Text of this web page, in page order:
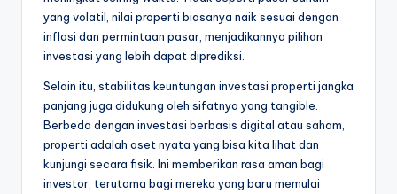
yang volatil, nilai properti biasanya naik sesuai dengan
inflasi dan permintaan pasar, menjadikannya pilihan
investasi yang lebih dapat diprediksi.
Selain itu, stabilitas keuntungan investasi properti jangka
panjang juga didukung oleh sifatnya yang tangible.
Berbeda dengan investasi berbasis digital atau saham,
properti adalah aset nyata yang bisa kita lihat dan
kunjungi secara fisik. Ini memberikan rasa aman bagi
investor, terutama bagi mereka yang baru memulai